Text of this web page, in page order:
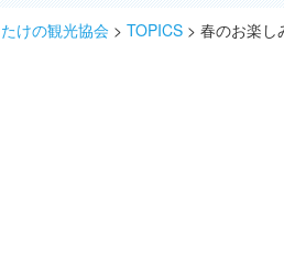
たけの観光協会 > TOPICS > 春のお楽し